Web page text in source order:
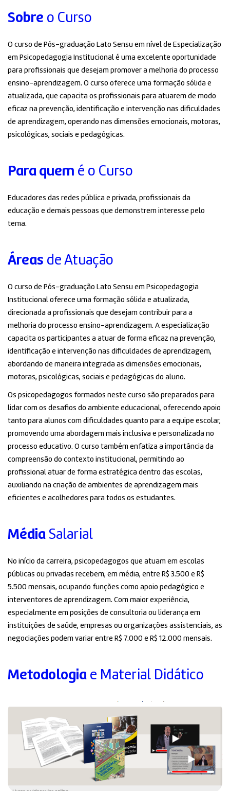
Sobre o Curso
O curso de Pós-graduação Lato Sensu em nível de Especialização
em Psicopedagogia Institucional é uma excelente oportunidade
para profissionais que desejam promover a melhoria do processo
ensino-aprendizagem. O curso oferece uma formação sólida e
atualizada, que capacita os profissionais para atuarem de modo
eficaz na prevenção, identificação e intervenção nas dificuldades
de aprendizagem, operando nas dimensões emocionais, motoras,
psicológicas, sociais e pedagógicas.
Para quem é o Curso
Educadores das redes pública e privada, profissionais da
educação e demais pessoas que demonstrem interesse pelo
tema.
Áreas de Atuação
O curso de Pós-graduação Lato Sensu em Psicopedagogia
Institucional oferece uma formação sólida e atualizada,
direcionada a profissionais que desejam contribuir para a
melhoria do processo ensino-aprendizagem. A especialização
capacita os participantes a atuar de forma eficaz na prevenção,
identificação e intervenção nas dificuldades de aprendizagem,
abordando de maneira integrada as dimensões emocionais,
motoras, psicológicas, sociais e pedagógicas do aluno.
Os psicopedagogos formados neste curso são preparados para
lidar com os desafios do ambiente educacional, oferecendo apoio
tanto para alunos com dificuldades quanto para a equipe escolar,
promovendo uma abordagem mais inclusiva e personalizada no
processo educativo. O curso também enfatiza a importância da
compreensão do contexto institucional, permitindo ao
profissional atuar de forma estratégica dentro das escolas,
auxiliando na criação de ambientes de aprendizagem mais
eficientes e acolhedores para todos os estudantes.
Média Salarial
No início da carreira, psicopedagogos que atuam em escolas
públicas ou privadas recebem, em média, entre R$ 3.500 e R$
5.500 mensais, ocupando funções como apoio pedagógico e
interventores de aprendizagem. Com maior experiência,
especialmente em posições de consultoria ou liderança em
instituições de saúde, empresas ou organizações assistenciais, as
negociações podem variar entre R$ 7.000 e R$ 12.000 mensais.
Metodologia e Material Didático